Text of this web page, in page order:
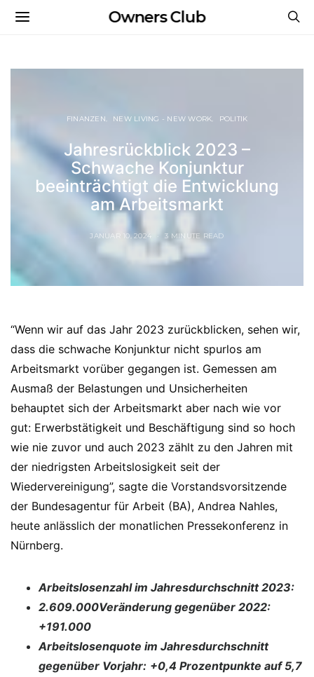
Owners Club
FINANZEN NEW LIVING - NEW WORK POLITIK
Jahresrückblick 2023 –
Schwache Konjunktur
beeinträchtigt die Entwicklung
am Arbeitsmarkt
JANUAR 10, 2024 3 MINUTE READ
“Wenn wir auf das Jahr 2023 zurückblicken, sehen wir,
dass die schwache Konjunktur nicht spurlos am
Arbeitsmarkt vorüber gegangen ist. Gemessen am
Ausmaß der Belastungen und Unsicherheiten
behauptet sich der Arbeitsmarkt aber nach wie vor
gut: Erwerbstätigkeit und Beschäftigung sind so hoch
wie nie zuvor und auch 2023 zählt zu den Jahren mit
der niedrigsten Arbeitslosigkeit seit der
Wiedervereinigung”, sagte die Vorstandsvorsitzende
der Bundesagentur für Arbeit (BA), Andrea Nahles,
heute anlässlich der monatlichen Pressekonferenz in
Nürnberg.
Arbeitslosenzahl im Jahresdurchschnitt 2023:
2.609.000Veränderung gegenüber 2022:
+191.000
Arbeitslosenquote im Jahresdurchschnitt
gegenüber Vorjahr: +0,4 Prozentpunkte auf 5,7